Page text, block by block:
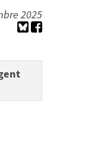
2025